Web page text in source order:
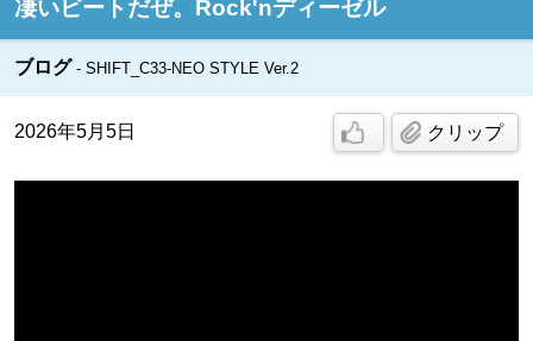
凄いビートだぜ。Rock'nディーゼル
ブログ SHIFT_C33-NEO STYLE Ver.2
2026年5月5日 クリップ